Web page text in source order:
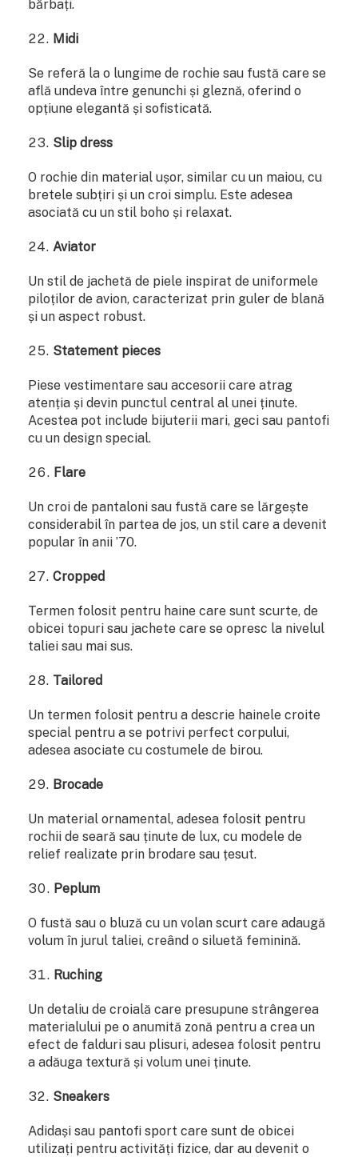
bărbați.
Midi
Se referă la o lungime de rochie sau fustă care se
află undeva între genunchi și gleznă, oferind o
opțiune elegantă și sofisticată.
Slip dress
O rochie din material ușor, similar cu un maiou, cu
bretele subțiri și un croi simplu. Este adesea
asociată cu un stil boho și relaxat.
Aviator
Un stil de jachetă de piele inspirat de uniformele
piloților de avion, caracterizat prin guler de blană
și un aspect robust.
Statement pieces
Piese vestimentare sau accesorii care atrag
atenția și devin punctul central al unei ținute.
Acestea pot include bijuterii mari, geci sau pantofi
cu un design special.
Flare
Un croi de pantaloni sau fustă care se lărgește
considerabil în partea de jos, un stil care a devenit
popular în anii ’70.
Cropped
Termen folosit pentru haine care sunt scurte, de
obicei topuri sau jachete care se opresc la nivelul
taliei sau mai sus.
Tailored
Un termen folosit pentru a descrie hainele croite
special pentru a se potrivi perfect corpului,
adesea asociate cu costumele de birou.
Brocade
Un material ornamental, adesea folosit pentru
rochii de seară sau ținute de lux, cu modele de
relief realizate prin brodare sau țesut.
Peplum
O fustă sau o bluză cu un volan scurt care adaugă
volum în jurul taliei, creând o siluetă feminină.
Ruching
Un detaliu de croială care presupune strângerea
materialului pe o anumită zonă pentru a crea un
efect de falduri sau plisuri, adesea folosit pentru
a adăuga textură și volum unei ținute.
Sneakers
Adidași sau pantofi sport care sunt de obicei
utilizați pentru activități fizice, dar au devenit o